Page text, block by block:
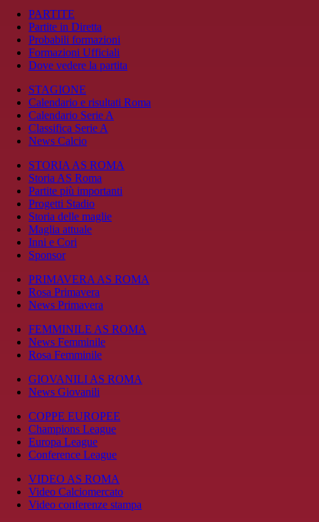
PARTITE
Partite in Diretta
Probabili formazioni
Formazioni Ufficiali
Dove vedere la partita
STAGIONE
Calendario e risultati Roma
Calendario Serie A
Classifica Serie A
News Calcio
STORIA AS ROMA
Storia AS Roma
Partite più importanti
Progetti Stadio
Storia delle maglie
Maglia attuale
Inni e Cori
Sponsor
PRIMAVERA AS ROMA
Rosa Primavera
News Primavera
FEMMINILE AS ROMA
News Femminile
Rosa Femminile
GIOVANILI AS ROMA
News Giovanili
COPPE EUROPEE
Champions League
Europa League
Conference League
VIDEO AS ROMA
Video Calciomercato
Video conferenze stampa